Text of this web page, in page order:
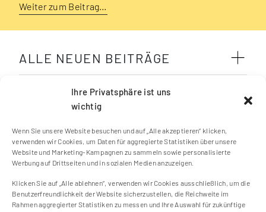
Ihre Privatsphäre ist uns
wichtig
Wenn Sie unsere Website besuchen und auf „Alle akzeptieren“ klicken,
verwenden wir Cookies, um Daten für aggregierte Statistiken über unsere
Website und Marketing-Kampagnen zu sammeln sowie personalisierte
Werbung auf Drittseiten und in sozialen Medien anzuzeigen.
Klicken Sie auf „Alle ablehnen“, verwenden wir Cookies ausschließlich, um die
Benutzerfreundlichkeit der Website sicherzustellen, die Reichweite im
Rahmen aggregierter Statistiken zu messen und Ihre Auswahl für zukünftige
Weiter zum Beitrag…
ALLE NEUEN BEITRÄGE
SCHLAGWÖRTER
Kontakt
Impressum